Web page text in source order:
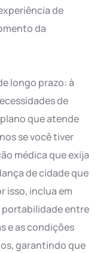
de
da
longo prazo: à
de
que atende
se você tiver
médica que exija
de cidade que
isso, inclua em
portabilidade entre
e as condições
garantindo que